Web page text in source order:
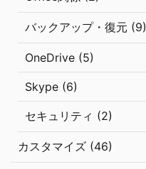
バックアップ・復元 (9)
OneDrive (5)
Skype (6)
セキュリティ (2)
カスタマイズ (46)